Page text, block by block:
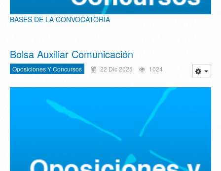
BASES DE LA CONVOCATORIA
Bolsa Auxiliar Comunicación
Oposiciones Y Concursos 22 Dic 2025 1024